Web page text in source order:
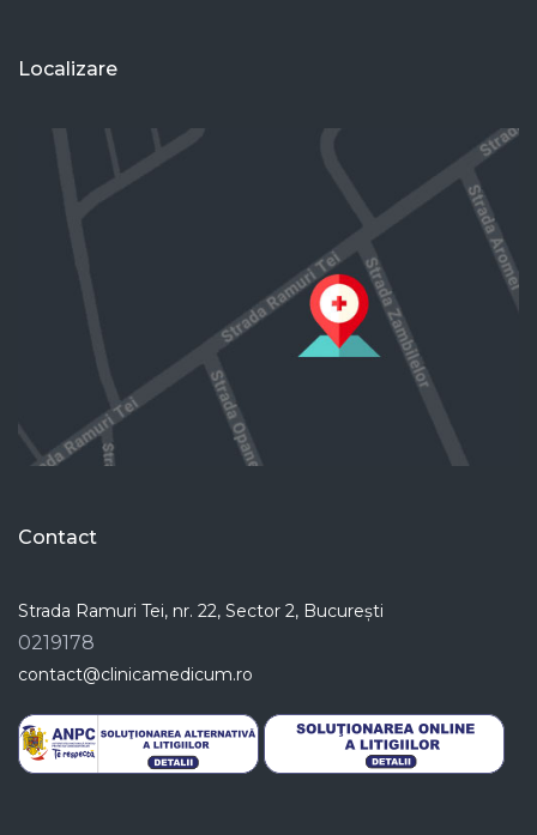
Localizare
Contact
Strada Ramuri Tei, nr. 22, Sector 2, București
0219178
contact@clinicamedicum.ro